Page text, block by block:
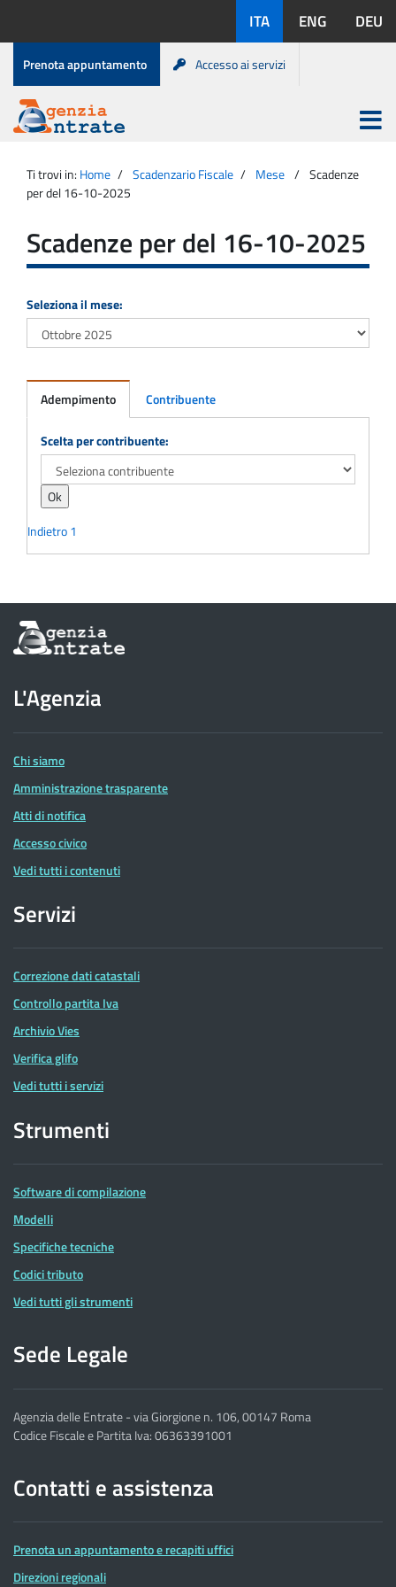
contenuto
disponibili:
ITA ENG DEU
Menu
di
servizio
Prenota appuntamento Accesso ai servizi
Agenzia
Entrate
Apri
menu
principale
Ti trovi in: Home Scadenzario Fiscale Mese
Scadenze
per del 16-10-2025
Scadenze per del 16-10-2025
Seleziona il mese:
Adempimento Contribuente
Adempimento
Scelta per contribuente:
Indietro1
Informazioni
sul
dell'Agenzia
delle
Entrate
L'Agenzia
Chi siamo
Amministrazione trasparente
Atti di notifica
Accesso civico
Vedi tutti i contenuti
Servizi
Correzione dati catastali
Controllo partita Iva
Archivio Vies
Verifica glifo
Vedi tutti i servizi
Strumenti
Software di compilazione
Modelli
Specifiche tecniche
Codici tributo
Vedi tutti gli strumenti
Sede Legale
Agenzia delle Entrate - via Giorgione n. 106, 00147 Roma
Codice Fiscale e Partita Iva: 06363391001
Contatti e assistenza
Prenota un appuntamento e recapiti uffici
Direzioni regionali